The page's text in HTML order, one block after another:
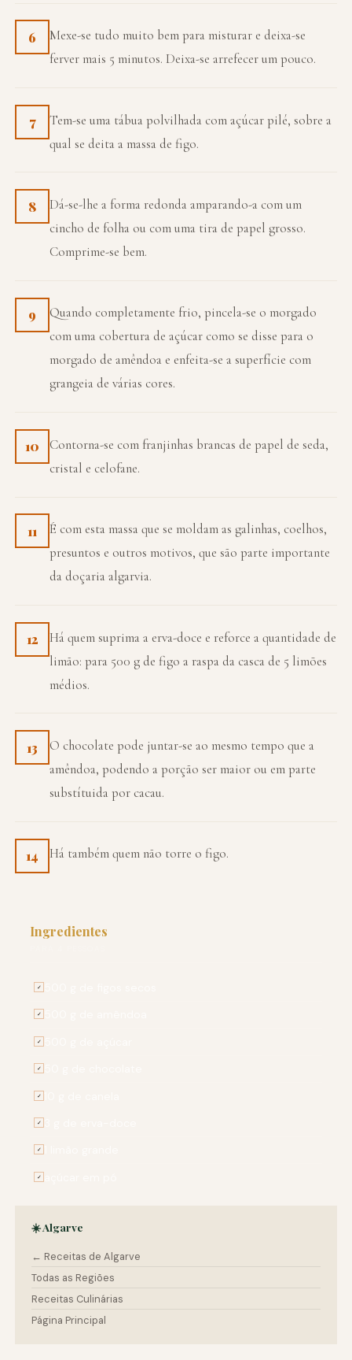
6
Mexe-se tudo muito bem para misturar e deixa-se
ferver mais 5 minutos. Deixa-se arrefecer um pouco.
7
Tem-se uma tábua polvilhada com açúcar pilé, sobre a
qual se deita a massa de figo.
8
Dá-se-lhe a forma redonda amparando-a com um
cincho de folha ou com uma tira de papel grosso.
Comprime-se bem.
9
Quando completamente frio, pincela-se o morgado
com uma cobertura de açúcar como se disse para o
morgado de amêndoa e enfeita-se a superfície com
grangeia de várias cores.
10
Contorna-se com franjinhas brancas de papel de seda,
cristal e celofane.
11
É com esta massa que se moldam as galinhas, coelhos,
presuntos e outros motivos, que são parte importante
da doçaria algarvia.
12
Há quem suprima a erva-doce e reforce a quantidade de
limão: para 500 g de figo a raspa da casca de 5 limões
médios.
13
O chocolate pode juntar-se ao mesmo tempo que a
amêndoa, podendo a porção ser maior ou em parte
substítuida por cacau.
14 Há também quem não torre o figo.
Ingredientes
✓
✓
✓
✓
✓
✓
✓
✓
☀️ Algarve
← Receitas de Algarve
Todas as Regiões
Receitas Culinárias
Página Principal